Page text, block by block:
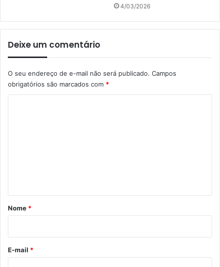
4/03/2026
Deixe um comentário
O seu endereço de e-mail não será publicado. Campos
obrigatórios são marcados com *
r
*
Nome *
E-mail *